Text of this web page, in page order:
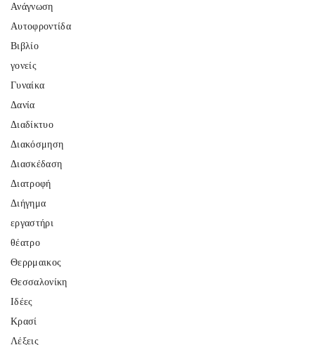
Ανάγνωση
Αυτοφροντίδα
Βιβλίο
γονείς
Γυναίκα
Δανία
Διαδίκτυο
Διακόσμηση
Διασκέδαση
Διατροφή
Διήγημα
εργαστήρι
θέατρο
Θερρμαικος
Θεσσαλονίκη
Ιδέες
Κρασί
Λέξεις